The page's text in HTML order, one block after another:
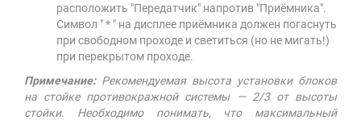
расположить "Передатчик" напротив "Приёмника".
Символ " * " на дисплее приёмника должен погаснуть
при свободном проходе и светиться (но не мигать!)
при перекрытом проходе.
Примечание:Рекомендуемая высота установки блоков
на стойке противокражной системы — 2/3 от высоты
стойки. Необходимо понимать, что максимальный